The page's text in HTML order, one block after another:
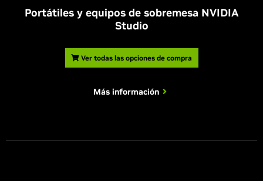
Portátiles y equipos de sobremesa NVIDIA
Studio
Ver todas las opciones de compra
Más información